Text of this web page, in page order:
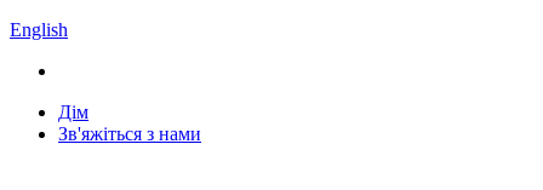
English
Дім
Зв'яжіться з нами